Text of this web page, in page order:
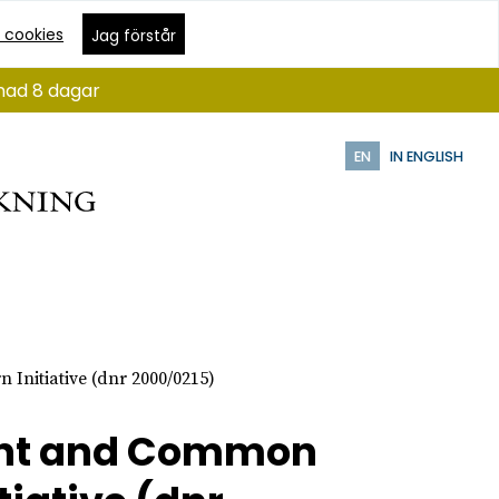
Jag förstår
EN IN ENGLISH
8 dagar
Initiative (dnr 2000/0215)
and Common